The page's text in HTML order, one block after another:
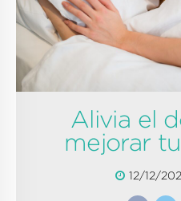
12/12/
Alivia el
mejorar